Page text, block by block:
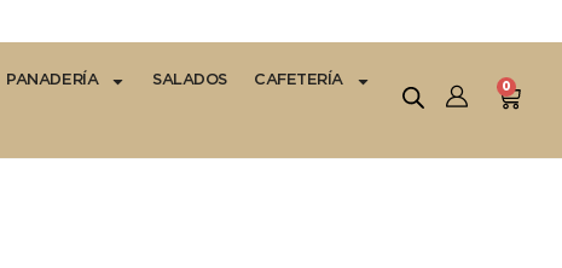
PANADERÍA SALADOS CAFETERÍA 0